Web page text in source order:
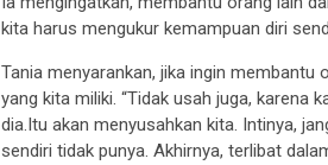
kita harus mengukur kemampuan diri
Tania menyarankan, jika ingin membantu
yang kita miliki. “Tidak usah juga, karena
dia.Itu akan menyusahkan kita. Intinya,
sendiri tidak punya. Akhirnya, terlibat